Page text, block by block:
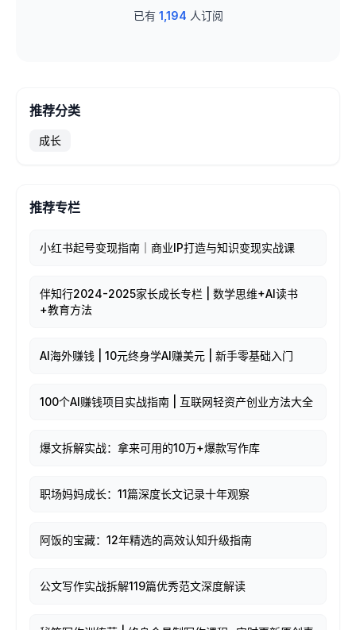
已有 1,194 人订阅
推荐分类
成长
推荐专栏
小红书起号变现指南｜商业IP打造与知识变现实战课
伴知行2024-2025家长成长专栏 | 数学思维+AI读书
+教育方法
AI海外赚钱 | 10元终身学AI赚美元 | 新手零基础入门
100个AI赚钱项目实战指南 | 互联网轻资产创业方法大全
爆文拆解实战：拿来可用的10万+爆款写作库
职场妈妈成长：11篇深度长文记录十年观察
阿饭的宝藏：12年精选的高效认知升级指南
公文写作实战拆解119篇优秀范文深度解读